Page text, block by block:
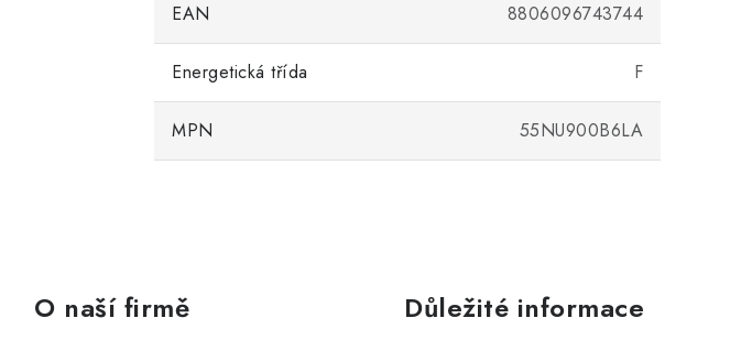
EAN 8806096743744
Energetická třída F
MPN 55NU900B6LA
O naší firmě Důležité informace